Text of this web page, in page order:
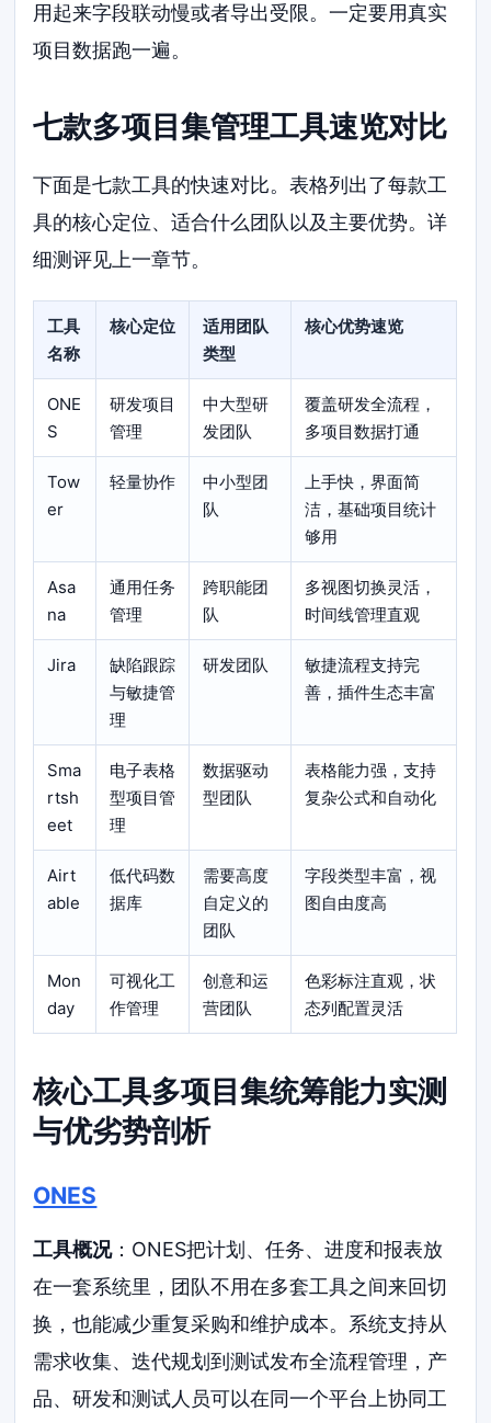
用起来字段联动慢或者导出受限。一定要用真实
项目数据跑一遍。
七款多项目集管理工具速览对比
下面是七款工具的快速对比。表格列出了每款工
具的核心定位、适合什么团队以及主要优势。详
细测评见上一章节。
工具
名称
核心定位
适用团队
类型
核心优势速览
ONE
S
研发项目
管理
中大型研
发团队
覆盖研发全流程，
多项目数据打通
Tow
er
轻量协作
中小型团
队
上手快，界面简
洁，基础项目统计
够用
Asa
na
通用任务
管理
跨职能团
队
多视图切换灵活，
时间线管理直观
Jira
缺陷跟踪
与敏捷管
理
研发团队
敏捷流程支持完
善，插件生态丰富
Sma
rtsh
eet
电子表格
型项目管
理
数据驱动
型团队
表格能力强，支持
复杂公式和自动化
Airt
able
低代码数
据库
需要高度
自定义的
团队
字段类型丰富，视
图自由度高
Mon
day
可视化工
作管理
创意和运
营团队
色彩标注直观，状
态列配置灵活
核心工具多项目集统筹能力实测
与优劣势剖析
ONES
工具概况：ONES把计划、任务、进度和报表放
在一套系统里，团队不用在多套工具之间来回切
换，也能减少重复采购和维护成本。系统支持从
需求收集、迭代规划到测试发布全流程管理，产
品、研发和测试人员可以在同一个平台上协同工